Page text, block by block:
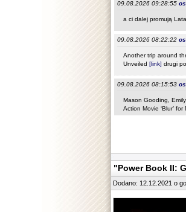
"Power Book II:
Dodano: 12.12.2021 o